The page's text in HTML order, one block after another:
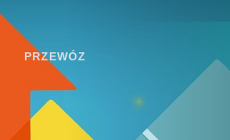
PRZEWÓZ